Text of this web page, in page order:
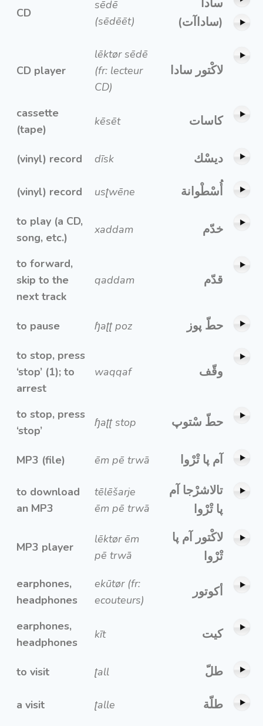
CD
sēdē
(sēdēēt)
(ساداآت)
CD player
lēktør sēdē
(fr: lecteur
CD)
لاكْتور سادا
cassette
(tape)
kēsēt كاسات
(vinyl) record dīsk ديسْك
(vinyl) record usʈwēne أُسْطْوانة
to play (a CD,
song, etc.)
xaddam خدّم
to forward,
skip to the
next track
qaddam قدّم
to pause ɧaʈʈ poz حطّ پوز
to stop, press
‘stop’ (1); to
arrest
waqqaf وقّف
to stop, press
‘stop’
ɧaʈʈ stop حطّ سْتوپ
MP3 (file) ēm pē trwā آم پا تْرْوا
to download
an MP3
tēlēšarje
ēm pē trwā
تالاشرْجا آم
پا تْرْوا
MP3 player
lēktør ēm
pē trwā
لاكْتور آم پا
تْرْوا
earphones,
headphones
ekūtør (fr:
ecouteurs)
أكوتور
earphones,
headphones
kīt كيت
to visit ʈall طلّ
a visit ʈalle طلّة